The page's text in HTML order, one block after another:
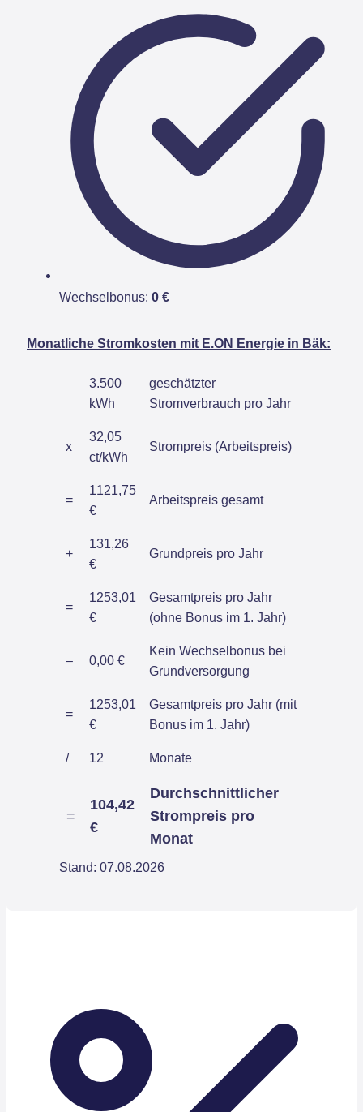
Wechselbonus: 0 €
Monatliche Stromkosten mit E.ON Energie in Bäk:
3.500
kWh
geschätzter
Stromverbrauch pro Jahr
x
32,05
ct/kWh
Strompreis (Arbeitspreis)
=
1121,75
€
Arbeitspreis gesamt
+
131,26
€
Grundpreis pro Jahr
=
1253,01
€
Gesamtpreis pro Jahr
(ohne Bonus im 1. Jahr)
– 0,00 €
Kein Wechselbonus bei
Grundversorgung
=
1253,01
€
Gesamtpreis pro Jahr (mit
Bonus im 1. Jahr)
/ 12 Monate
=
104,42
€
Durchschnittlicher
Strompreis pro
Monat
Stand: 07.08.2026